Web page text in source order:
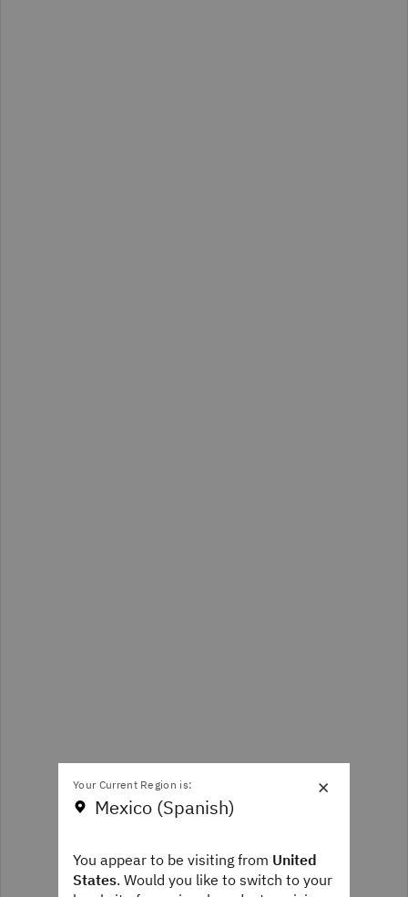
×
Your Current Region is:
Mexico (Spanish)
You appear to be visiting from United
States. Would you like to switch to your